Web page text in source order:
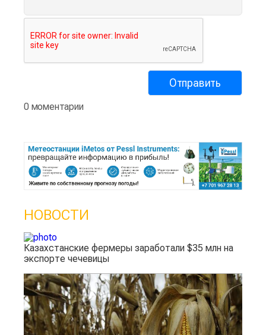
0 моментарии
НОВОСТИ
Казахстанские фермеры заработали $35 млн на
экспорте чечевицы